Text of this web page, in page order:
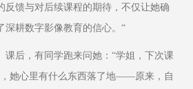
反馈与对后续课程的期待，不仅让她确
深耕数字影像教育的信心。“
课后，有同学跑来问她：“学姐，下次课
她心里有什么东西落了地——原来，自